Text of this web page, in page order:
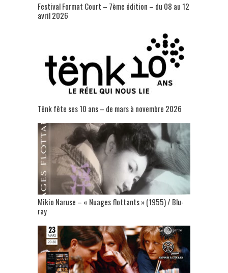
Festival Format Court – 7ème édition – du 08 au 12
avril 2026
Tënk fête ses 10 ans – de mars à novembre 2026
Mikio Naruse – « Nuages flottants » (1955) / Blu-
ray